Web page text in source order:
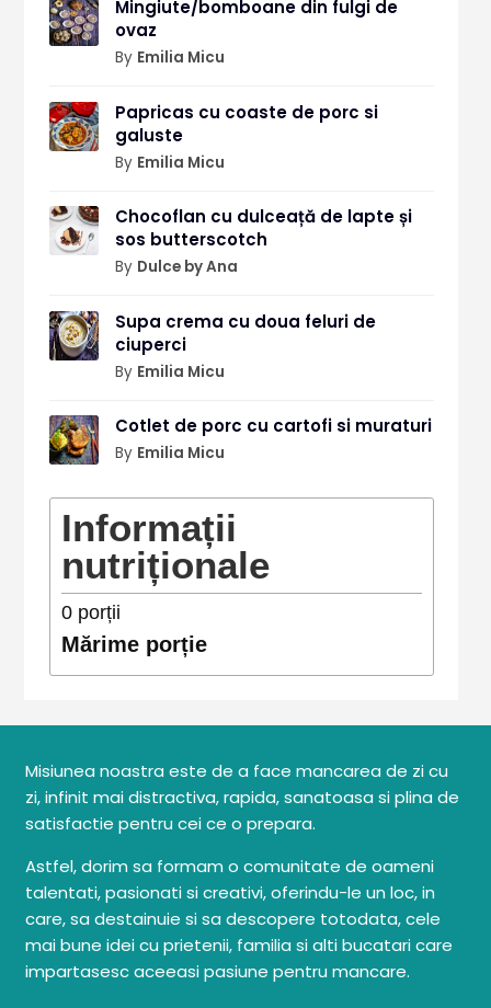
Mingiute/bomboane din fulgi de
ovaz
By Emilia Micu
Papricas cu coaste de porc si
galuste
By Emilia Micu
Chocoflan cu dulceață de lapte și
sos butterscotch
By Dulce by Ana
Supa crema cu doua feluri de
ciuperci
By Emilia Micu
Cotlet de porc cu cartofi si muraturi
By Emilia Micu
Informații
nutriționale
0porții
Mărime porție
Misiunea noastra este de a face mancarea de zi cu
zi, infinit mai distractiva, rapida, sanatoasa si plina de
satisfactie pentru cei ce o prepara.
Astfel, dorim sa formam o comunitate de oameni
talentati, pasionati si creativi, oferindu-le un loc, in
care, sa destainuie si sa descopere totodata, cele
mai bune idei cu prietenii, familia si alti bucatari care
impartasesc aceeasi pasiune pentru mancare.